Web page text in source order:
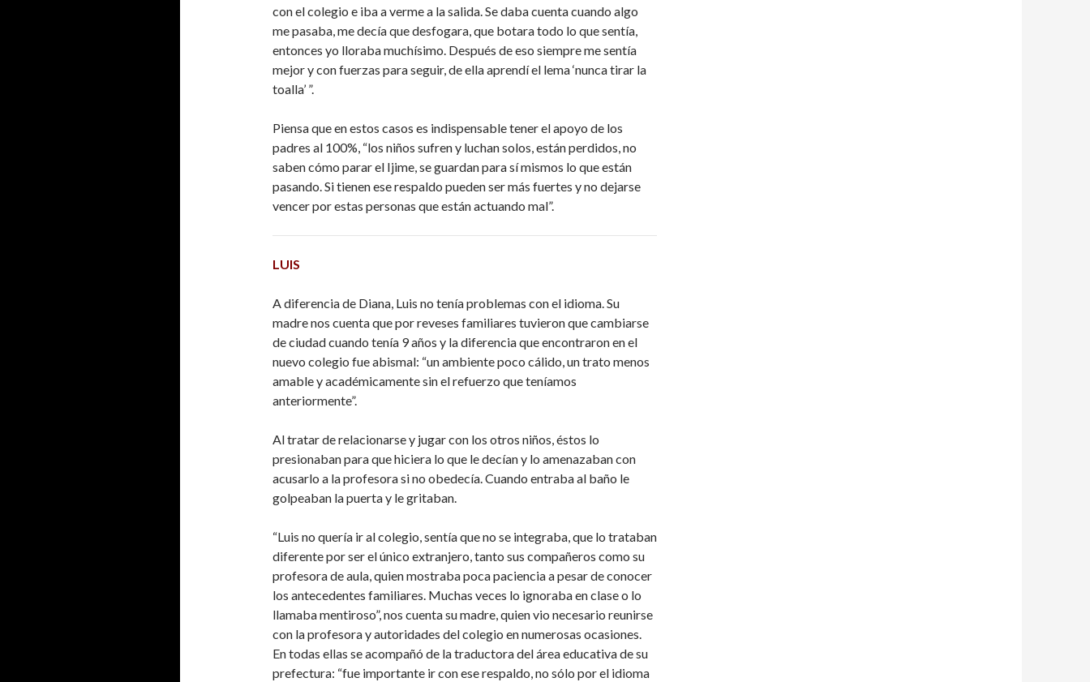
con el colegio e iba a verme a la salida. Se daba cuenta cuando algo
me pasaba, me decía que desfogara, que botara todo lo que sentía,
entonces yo lloraba muchísimo. Después de eso siempre me sentía
mejor y con fuerzas para seguir, de ella aprendí el lema ‘nunca tirar la
toalla’ ”.
Piensa que en estos casos es indispensable tener el apoyo de los
padres al 100%, “los niños sufren y luchan solos, están perdidos, no
saben cómo parar el Ijime, se guardan para sí mismos lo que están
pasando. Si tienen ese respaldo pueden ser más fuertes y no dejarse
vencer por estas personas que están actuando mal”.
LUIS
A diferencia de Diana, Luis no tenía problemas con el idioma. Su
madre nos cuenta que por reveses familiares tuvieron que cambiarse
de ciudad cuando tenía 9 años y la diferencia que encontraron en el
nuevo colegio fue abismal: “un ambiente poco cálido, un trato menos
amable y académicamente sin el refuerzo que teníamos
anteriormente”.
Al tratar de relacionarse y jugar con los otros niños, éstos lo
presionaban para que hiciera lo que le decían y lo amenazaban con
acusarlo a la profesora si no obedecía. Cuando entraba al baño le
golpeaban la puerta y le gritaban.
“Luis no quería ir al colegio, sentía que no se integraba, que lo trataban
diferente por ser el único extranjero, tanto sus compañeros como su
profesora de aula, quien mostraba poca paciencia a pesar de conocer
los antecedentes familiares. Muchas veces lo ignoraba en clase o lo
llamaba mentiroso”, nos cuenta su madre, quien vio necesario reunirse
con la profesora y autoridades del colegio en numerosas ocasiones.
En todas ellas se acompañó de la traductora del área educativa de su
prefectura: “fue importante ir con ese respaldo, no sólo por el idioma